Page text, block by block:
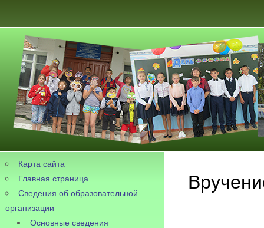
Карта сайта
Главная страница
Сведения об образовательной
организации
Основные сведения